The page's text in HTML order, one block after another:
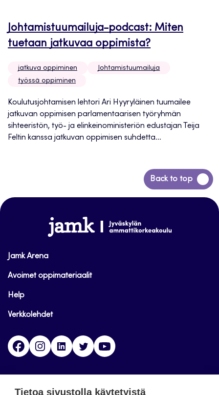
Johtamistuumailuja-podcast: Miten
tuetaan jatkuvaa oppimista?
jatkuva oppiminen
Johtamistuumailuja
työssä oppiminen
Koulutusjohtamisen lehtori Ari Hyyryläinen tuumailee
jatkuvan oppimisen parlamentaarisen työryhmän
sihteeristön, työ- ja elinkeinoministeriön edustajan Teija
Feltin kanssa jatkuvan oppimisen suhdetta...
Back to top
Siirry
takaisin
www.jamk.fi
Jamk Arena
Avoimet oppimateriaalit
Help
Verkkolehdet
FacebookInstagramLinkedinTwitter
Tietoa sivustolla käytetyistä